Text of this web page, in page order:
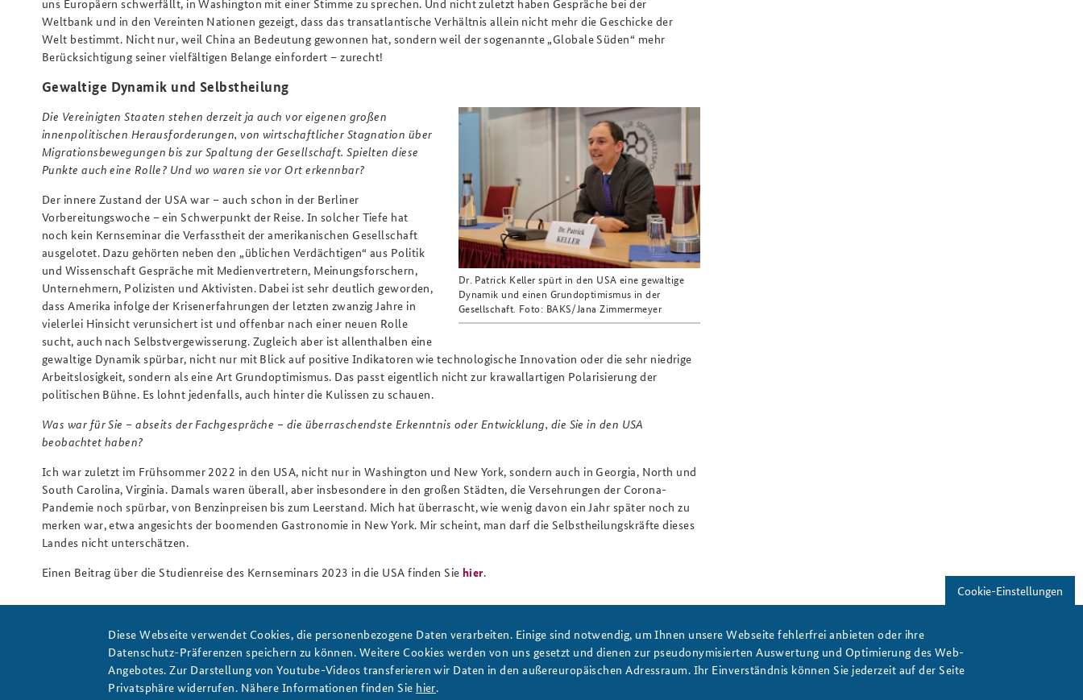
uns Europäern schwerfällt, in Washington mit einer Stimme zu sprechen. Und nicht zuletzt haben Gespräche bei der
Weltbank und in den Vereinten Nationen gezeigt, dass das transatlantische Verhältnis allein nicht mehr die Geschicke der
Welt bestimmt. Nicht nur, weil China an Bedeutung gewonnen hat, sondern weil der sogenannte „Globale Süden“ mehr
Berücksichtigung seiner vielfältigen Belange einfordert – zurecht!
Gewaltige Dynamik und Selbstheilung
Dr. Patrick Keller spürt in den USA eine gewaltige
Dynamik und einen Grundoptimismus in der
Gesellschaft. Foto: BAKS/Jana Zimmermeyer
Die Vereinigten Staaten stehen derzeit ja auch vor eigenen großen
innenpolitischen Herausforderungen, von wirtschaftlicher Stagnation über
Migrationsbewegungen bis zur Spaltung der Gesellschaft. Spielten diese
Punkte auch eine Rolle? Und wo waren sie vor Ort erkennbar?
Der innere Zustand der USA war – auch schon in der Berliner
Vorbereitungswoche – ein Schwerpunkt der Reise. In solcher Tiefe hat
noch kein Kernseminar die Verfasstheit der amerikanischen Gesellschaft
ausgelotet. Dazu gehörten neben den „üblichen Verdächtigen“ aus Politik
und Wissenschaft Gespräche mit Medienvertretern, Meinungsforschern,
Unternehmern, Polizisten und Aktivisten. Dabei ist sehr deutlich geworden,
dass Amerika infolge der Krisenerfahrungen der letzten zwanzig Jahre in
vielerlei Hinsicht verunsichert ist und offenbar nach einer neuen Rolle
sucht, auch nach Selbstvergewisserung. Zugleich aber ist allenthalben eine
gewaltige Dynamik spürbar, nicht nur mit Blick auf positive Indikatoren wie technologische Innovation oder die sehr niedrige
Arbeitslosigkeit, sondern als eine Art Grundoptimismus. Das passt eigentlich nicht zur krawallartigen Polarisierung der
politischen Bühne. Es lohnt jedenfalls, auch hinter die Kulissen zu schauen.
Was war für Sie – abseits der Fachgespräche – die überraschendste Erkenntnis oder Entwicklung, die Sie in den USA
beobachtet haben?
Ich war zuletzt im Frühsommer 2022 in den USA, nicht nur in Washington und New York, sondern auch in Georgia, North und
South Carolina, Virginia. Damals waren überall, aber insbesondere in den großen Städten, die Versehrungen der Corona-
Pandemie noch spürbar, von Benzinpreisen bis zum Leerstand. Mich hat überrascht, wie wenig davon ein Jahr später noch zu
merken war, etwa angesichts der boomenden Gastronomie in New York. Mir scheint, man darf die Selbstheilungskräfte dieses
Landes nicht unterschätzen.
Einen Beitrag über die Studienreise des Kernseminars 2023 in die USA finden Sie hier.
Das Interview führte Andreas Beu
Kernseminar BAKS Vizepräsident Dr. Patrick Keller USA China Ukraine Washington D.C.
New York
Vereinte Nationen
NATO EU russischer Angriffskrieg Zeitenwende
Cookie-Einstellungen
Diese Webseite verwendet Cookies, die personenbezogene Daten verarbeiten. Einige sind notwendig, um Ihnen unsere Webseite fehlerfrei anbieten oder ihre
Datenschutz-Präferenzen speichern zu können. Weitere Cookies werden von uns gesetzt und dienen zur pseudonymisierten Auswertung und Optimierung des Web-
Angebotes. Zur Darstellung von Youtube-Videos transferieren wir Daten in den außereuropäischen Adressraum. Ihr Einverständnis können Sie jederzeit auf der Seite
Privatsphäre widerrufen. Nähere Informationen finden Sie hier.